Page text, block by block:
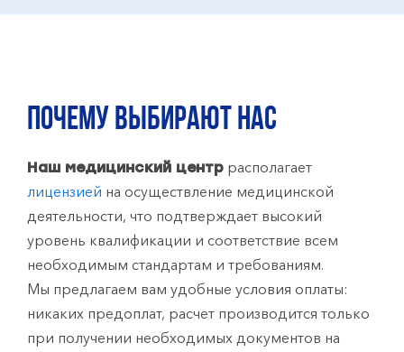
ПОЧЕМУ ВЫБИРАЮТ НАС
Наш медицинский центр располагает
лицензией на осуществление медицинской
деятельности, что подтверждает высокий
уровень квалификации и соответствие всем
необходимым стандартам и требованиям.
Мы предлагаем вам удобные условия оплаты:
никаких предоплат, расчет производится только
при получении необходимых документов на